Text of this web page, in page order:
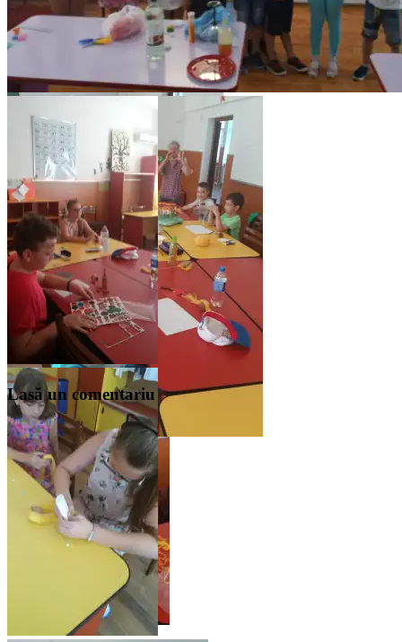
Lasă un comentariu